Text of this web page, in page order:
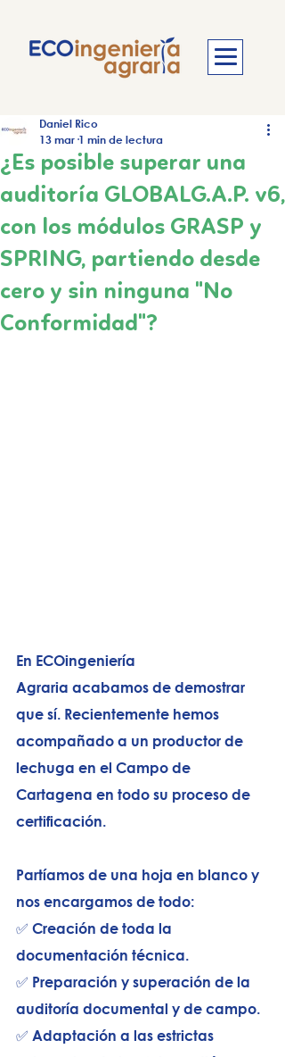
¿Es posible superar una
auditoría GLOBALG.A.P. v6,
con los módulos GRASP y
SPRING, partiendo desde
cero y sin ninguna "No
Conformidad"?
Daniel Rico
13 mar 1 min de lectura
En ECOingeniería
Agraria acabamos de demostrar
que sí. Recientemente hemos
acompañado a un productor de
lechuga en el Campo de
Cartagena en todo su proceso de
certificación.
Partíamos de una hoja en blanco y
nos encargamos de todo:
✅ Creación de toda la
documentación técnica.
✅ Preparación y superación de la
auditoría documental y de campo.
✅ Adaptación a las estrictas